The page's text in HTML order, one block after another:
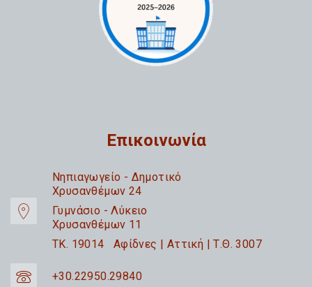
Επικοινωνία
Nηπιαγωγείο - Δημοτικό
Χρυσανθέμων 24
Γυμνάσιο - Λύκειο
Χρυσανθέμων 11
TK. 19014 Αφίδνες | Αττική | Τ.Θ. 3007
+30.22950.29840